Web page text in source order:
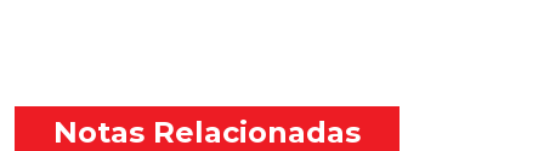
Notas Relacionadas